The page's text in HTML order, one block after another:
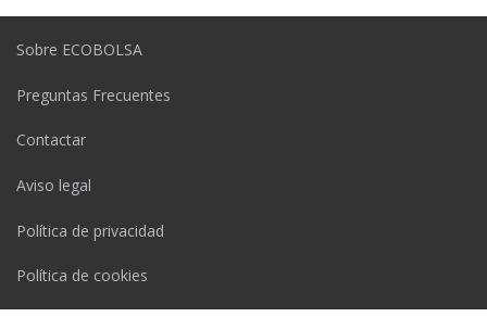
Sobre ECOBOLSA
Preguntas Frecuentes
Contactar
Aviso legal
Política de privacidad
Política de cookies